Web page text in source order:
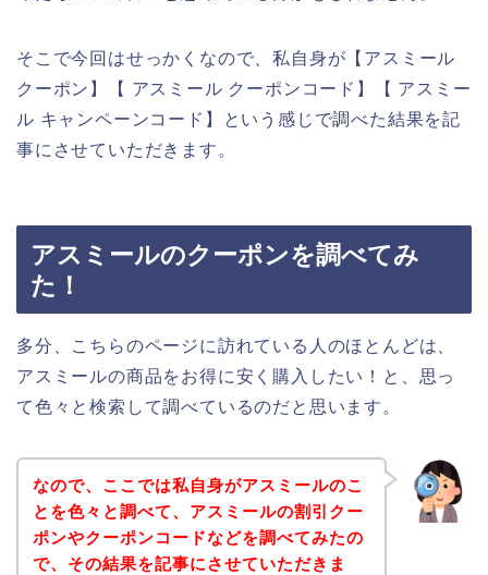
そこで今回はせっかくなので、私自身が【アスミール
クーポン】【 アスミール クーポンコード】【 アスミー
ル キャンペーンコード】という感じで調べた結果を記
事にさせていただきます。
アスミールのクーポンを調べてみ
た！
多分、こちらのページに訪れている人のほとんどは、
アスミールの商品をお得に安く購入したい！と、思っ
て色々と検索して調べているのだと思います。
なので、ここでは私自身がアスミールのこ
とを色々と調べて、アスミールの割引クー
ポンやクーポンコードなどを調べてみたの
で、その結果を記事にさせていただきま